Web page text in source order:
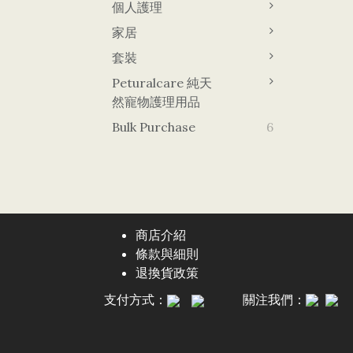
個人護理
家居
套裝
Peturalcare 純天
然寵物護理用品
Bulk Purchase
6
商店介紹
條款與細則
退換貨政策
支付方式： 關注我們：